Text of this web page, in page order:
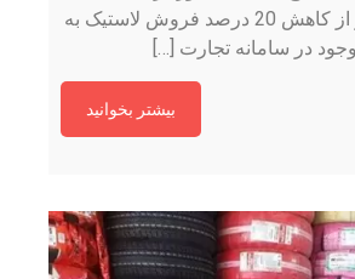
ستاد تنظیم بازار از کاهش 20 درصد فروش لاستیک به
در سامانه تجارت […]
بیشتر بخوانید